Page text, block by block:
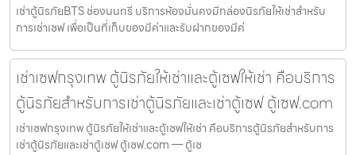
เช่าตู้นิรภัยBTS ช่องนนทรี บริการห้องมั่นคงมีกล่องนิรภัยให้เช่าสำหรับ
การเช่าเซฟ เพื่อเป็นที่เก็บของมีค่าและรับฝากของมีค่
เช่าเซฟกรุงเทพ ตู้นิรภัยให้เช่าและตู้เซฟให้เช่า คือบริการ
ตู้นิรภัยสำหรับการเช่าตู้นิรภัยและเช่าตู้เซฟ ตู้เซฟ.com
เช่าเซฟกรุงเทพ ตู้นิรภัยให้เช่าและตู้เซฟให้เช่า คือบริการตู้นิรภัยสำหรับการ
เช่าตู้นิรภัยและเช่าตู้เซฟ ตู้เซฟ.com — ตู้เซ